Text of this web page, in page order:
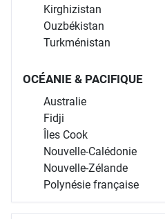
Kirghizistan
Ouzbékistan
Turkménistan
OCÉANIE & PACIFIQUE
Australie
Fidji
Îles Cook
Nouvelle-Calédonie
Nouvelle-Zélande
Polynésie française